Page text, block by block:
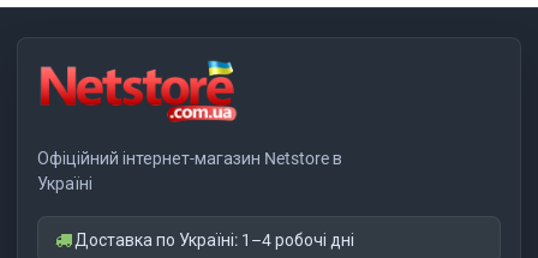
Офіційний інтернет-магазин Netstore в
Україні
Доставка по Україні: 1–4 робочі дні